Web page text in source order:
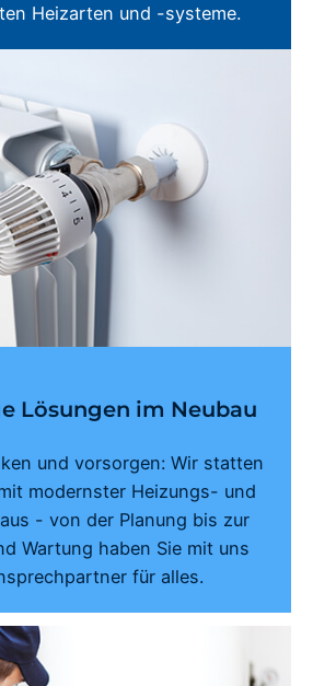
Heizarten und -systeme.
Lösungen im Neubau
und vorsorgen: Wir statten
modernster Heizungs- und
- von der Planung bis zur
Wartung haben Sie mit uns
für alles.